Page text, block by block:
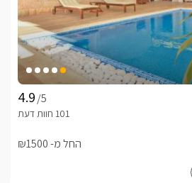
/5
החל מ- ₪1500